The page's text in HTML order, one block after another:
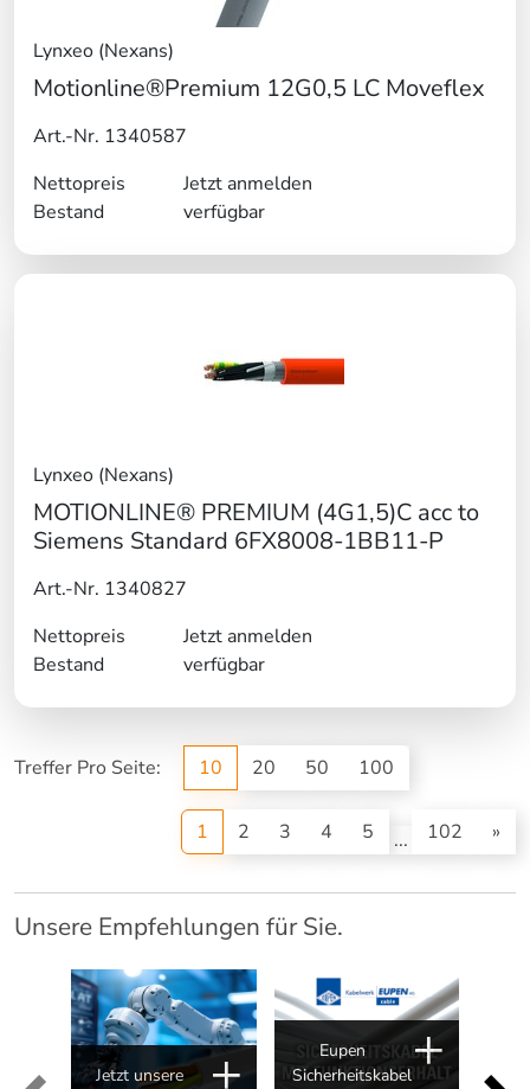
Lynxeo (Nexans)
Motionline®Premium 12G0,5 LC Moveflex
Art.-Nr. 1340587
Nettopreis
Jetzt anmelden
Bestand
verfügbar
Lynxeo (Nexans)
MOTIONLINE® PREMIUM (4G1,5)C acc to
Siemens Standard 6FX8008-1BB11-P
Art.-Nr. 1340827
Nettopreis
Jetzt anmelden
Bestand
verfügbar
Treffer Pro Seite: 10 20 50 100
1 (current)
2 3 4 5 ... 102 »
Unsere Empfehlungen für Sie.
Jetzt unsere
Eupen
Sicherheitskabel